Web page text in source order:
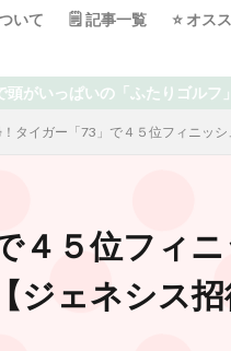
いて 🗒 記事一覧 ⭐️ オス
です⛳️ 上達を目指してい
タイガー「73」で４５位フィニッ
４５位フィ
ジェネシス